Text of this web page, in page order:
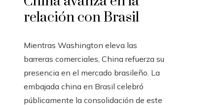
relación con Brasil
Mientras Washington eleva las
barreras comerciales, China refuerza su
presencia en el mercado brasileño. La
embajada china en Brasil celebró
públicamente la consolidación de este